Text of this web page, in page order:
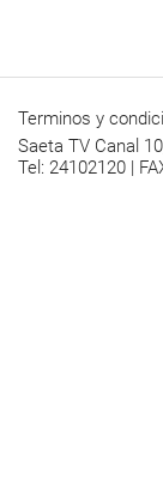
Terminos y
Saeta TV Canal
Tel: 24102120 |